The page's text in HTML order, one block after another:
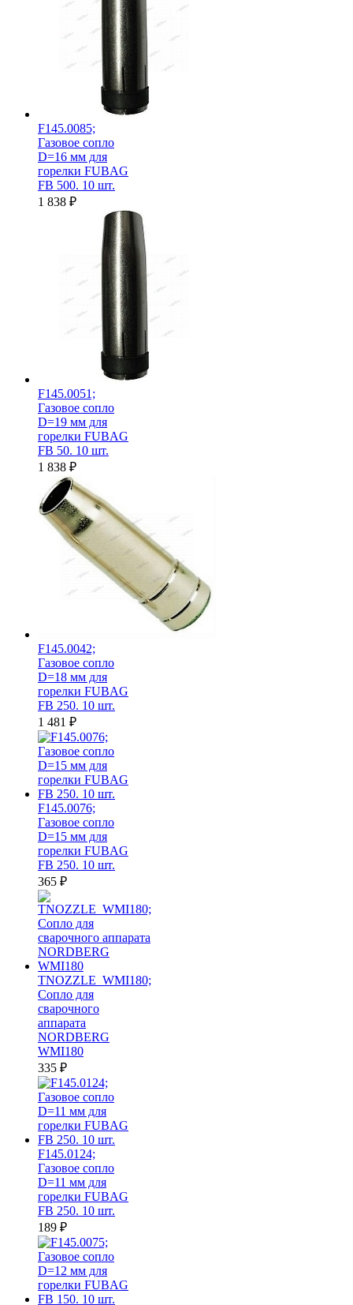
F145.0085;
Газовое сопло
D=16 мм для
горелки FUBAG
FB 500. 10 шт.
1 838 ₽
F145.0051;
Газовое сопло
D=19 мм для
горелки FUBAG
FB 50. 10 шт.
1 838 ₽
F145.0042;
Газовое сопло
D=18 мм для
горелки FUBAG
FB 250. 10 шт.
1 481 ₽
F145.0076;
Газовое сопло
D=15 мм для
горелки FUBAG
FB 250. 10 шт.
365 ₽
TNOZZLE_WMI180;
Сопло для
сварочного
аппарата
NORDBERG
WMI180
335 ₽
F145.0124;
Газовое сопло
D=11 мм для
горелки FUBAG
FB 250. 10 шт.
189 ₽